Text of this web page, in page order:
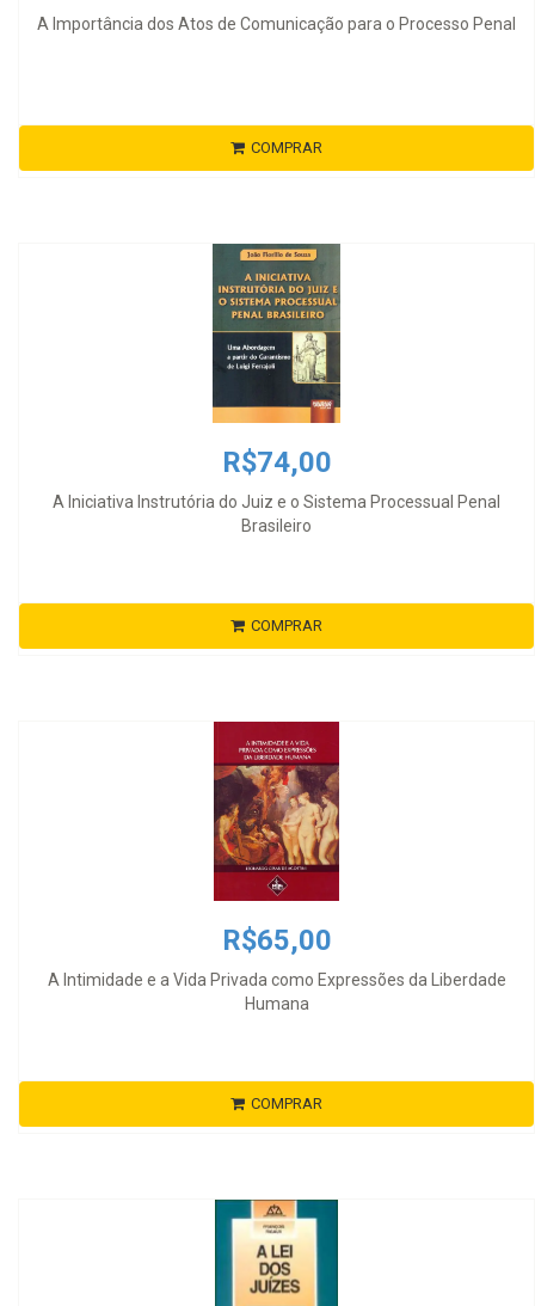
A Importância dos Atos de Comunicação para o Processo Penal
COMPRAR
R$74,00
A Iniciativa Instrutória do Juiz e o Sistema Processual Penal
Brasileiro
COMPRAR
R$65,00
A Intimidade e a Vida Privada como Expressões da Liberdade
Humana
COMPRAR